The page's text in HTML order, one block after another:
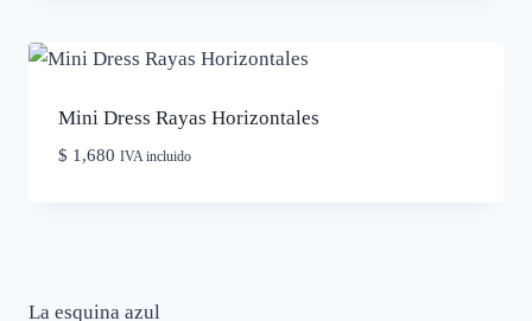
Mini Dress Rayas Horizontales
$ 1,680 IVA incluido
La esquina azul